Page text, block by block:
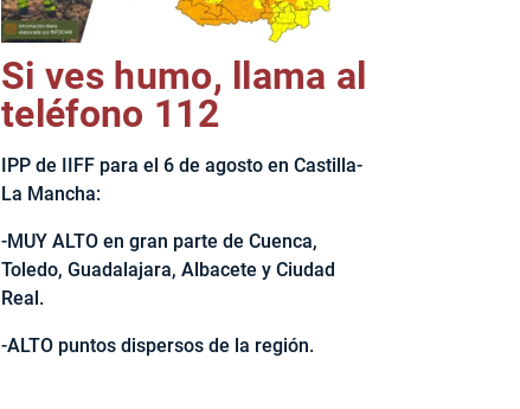
Si ves humo, llama al
teléfono 112
IPP de IIFF para el 6 de agosto en Castilla-
La Mancha:
-MUY ALTO en gran parte de Cuenca,
Toledo, Guadalajara, Albacete y Ciudad
Real.
-ALTO puntos dispersos de la región.